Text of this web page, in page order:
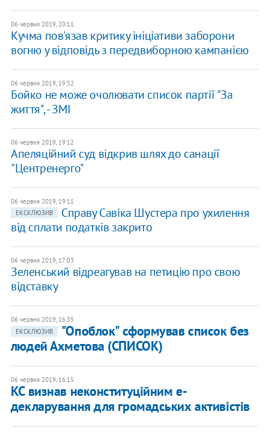
06 червня 2019, 20:11
Кучма пов'язав критику ініціативи заборони
вогню у відповідь з передвиборною кампанією
06 червня 2019, 19:52
Бойко не може очолювати список партії "За
життя", - ЗМІ
06 червня 2019, 19:12
Апеляційний суд відкрив шлях до санації
"Центренерго"
06 червня 2019, 19:11
ЕКСКЛЮЗИВ
Справу Савіка Шустера про ухилення
від сплати податків закрито
06 червня 2019, 17:03
Зеленський відреагував на петицію про свою
відставку
06 червня 2019, 16:35
ЕКСКЛЮЗИВ
"Опоблок" сформував список без
людей Ахметова (СПИСОК)
06 червня 2019, 16:15
КС визнав неконституційним е-
декларування для громадських активістів